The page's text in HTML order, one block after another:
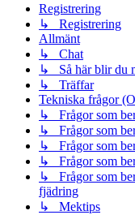
Registrering
↳ Registrering
Allmänt
↳ Chat
↳ Så här blir du
↳ Träffar
Tekniska frågor
↳ Frågor som
↳ Frågor som
↳ Frågor som
↳ Frågor som
↳ Frågor som
fjädring
↳ Mektips